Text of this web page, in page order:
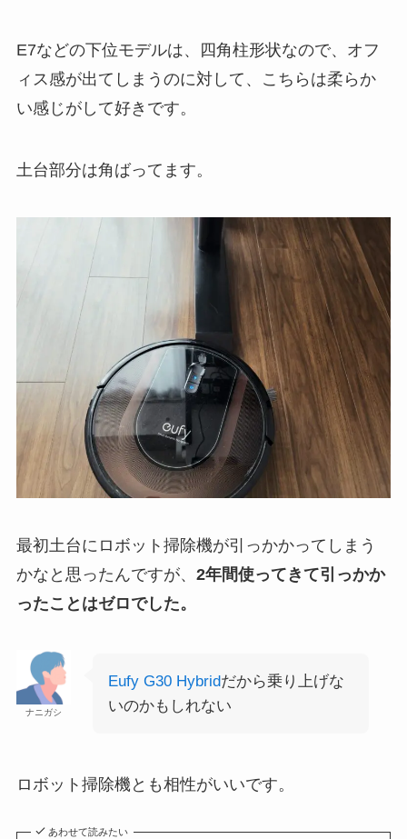
E7などの下位モデルは、四角柱形状なので、オフ
ィス感が出てしまうのに対して、こちらは柔らか
い感じがして好きです。
土台部分は角ばってます。
最初土台にロボット掃除機が引っかかってしまう
かなと思ったんですが、 2年間使ってきて引っかか
ったことはゼロでした。
ナニガシ
Eufy G30 Hybridだから乗り上げな
いのかもしれない
ロボット掃除機とも相性がいいです。
あわせて読みたい